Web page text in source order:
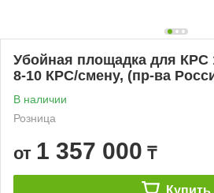
Убойная площадка для КРС
8-10 КРС/смену, (пр-ва
В наличии
Розница
от 1 357 000 ₸
Купить